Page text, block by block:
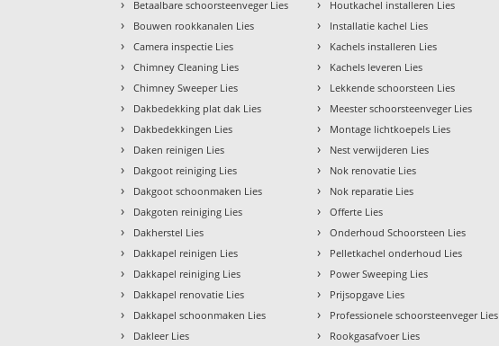
› Betaalbare schoorsteenveger Lies
› Bouwen rookkanalen Lies
› Camera inspectie Lies
› Chimney Cleaning Lies
› Chimney Sweeper Lies
› Dakbedekking plat dak Lies
› Dakbedekkingen Lies
› Daken reinigen Lies
› Dakgoot reiniging Lies
› Dakgoot schoonmaken Lies
› Dakgoten reiniging Lies
› Dakherstel Lies
› Dakkapel reinigen Lies
› Dakkapel reiniging Lies
› Dakkapel renovatie Lies
› Dakkapel schoonmaken Lies
› Dakleer Lies
› Houtkachel installeren Lies
› Installatie kachel Lies
› Kachels installeren Lies
› Kachels leveren Lies
› Lekkende schoorsteen Lies
› Meester schoorsteenveger Lies
› Montage lichtkoepels Lies
› Nest verwijderen Lies
› Nok renovatie Lies
› Nok reparatie Lies
› Offerte Lies
› Onderhoud Schoorsteen Lies
› Pelletkachel onderhoud Lies
› Power Sweeping Lies
› Prijsopgave Lies
› Professionele schoorsteenveger Lies
› Rookgasafvoer Lies